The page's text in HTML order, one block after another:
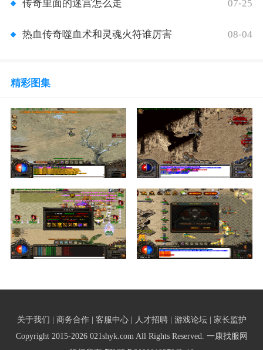
传奇里面的迷宫怎么走 07-25
热血传奇噬血术和灵魂火符谁厉害 08-04
精彩图集
关于我们 | 商务合作 | 客服中心 | 人才招聘 | 游戏论坛 | 家长监护
Copyright 2015-2026 021shyk.com All Rights Reserved. 一康找服网